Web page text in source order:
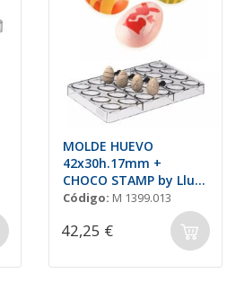
MOLDE HUEVO
42x30h.17mm +
CHOCO STAMP by Lluc
Crusellas
Código: M 1399.013
42,25 €